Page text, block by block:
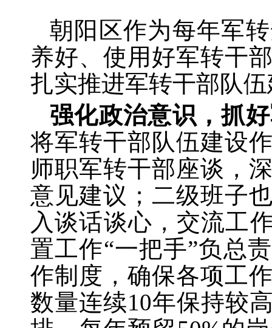
朝阳区作为每年军
养好、使用好军转干
扎实推进军转干部队
强化政治意识，抓
将军转干部队伍建设
师职军转干部座谈，
意见建议；二级班子
入谈话谈心，交流工
置工作“一把手”负总
作制度，确保各项工
数量连续10年保持较